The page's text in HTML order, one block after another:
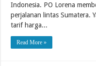
Indonesia. PO Lorena
perjalanan lintas Sumatera.
tarif harga...
Read More »